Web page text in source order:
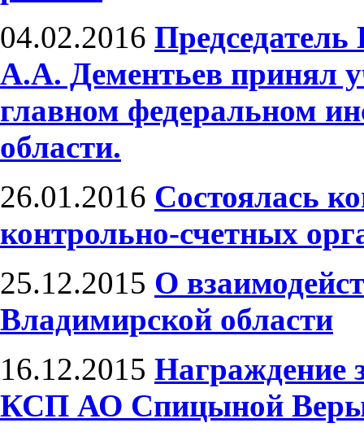
04.02.2016
А.А. Дементьев принял
главном федеральном
области.
26.01.2016 Состоялась
контрольно-счетных
25.12.2015 О
Владимирской области
16.12.2015 Награждение
КСП АО Спицыной